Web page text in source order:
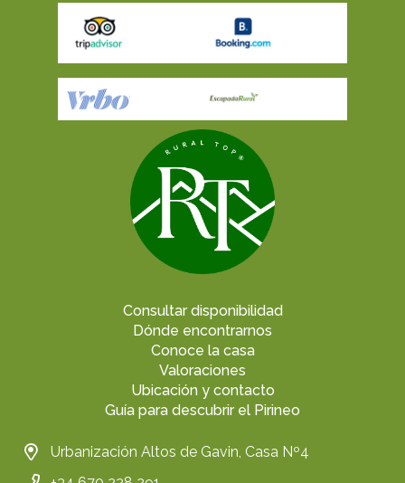
Consultar disponibilidad
Dónde encontrarnos
Conoce la casa
Valoraciones
Ubicación y contacto
Guía para descubrir el Pirineo
Urbanización Altos de Gavin, Casa Nº4